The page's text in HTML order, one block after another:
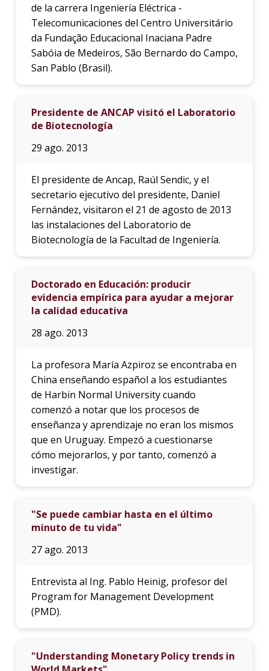
de la carrera Ingeniería Eléctrica -
Telecomunicaciones del Centro Universitário
da Fundação Educacional Inaciana Padre
Sabóia de Medeiros, São Bernardo do Campo,
San Pablo (Brasil).
Presidente de ANCAP visitó el Laboratorio
de Biotecnología
29 ago. 2013
El presidente de Ancap, Raúl Sendic, y el
secretario ejecutivo del presidente, Daniel
Fernández, visitaron el 21 de agosto de 2013
las instalaciones del Laboratorio de
Biotecnología de la Facultad de Ingeniería.
Doctorado en Educación: producir
evidencia empírica para ayudar a mejorar
la calidad educativa
28 ago. 2013
La profesora María Azpiroz se encontraba en
China enseñando español a los estudiantes
de Harbin Normal University cuando
comenzó a notar que los procesos de
enseñanza y aprendizaje no eran los mismos
que en Uruguay. Empezó a cuestionarse
cómo mejorarlos, y por tanto, comenzó a
investigar.
"Se puede cambiar hasta en el último
minuto de tu vida"
27 ago. 2013
Entrevista al Ing. Pablo Heinig, profesor del
Program for Management Development
(PMD).
"Understanding Monetary Policy trends in